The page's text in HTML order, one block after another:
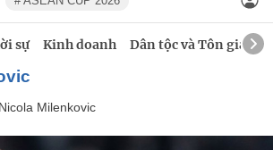
sự Kinh doanh Dân tộc và Tôn giáo
Nicola Milenkovic